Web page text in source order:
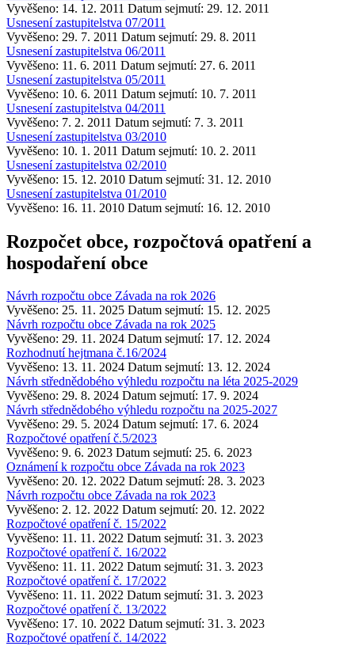
Vyvěšeno: 14. 12. 2011 Datum sejmutí: 29. 12. 2011
Usnesení zastupitelstva 07/2011
Vyvěšeno: 29. 7. 2011 Datum sejmutí: 29. 8. 2011
Usnesení zastupitelstva 06/2011
Vyvěšeno: 11. 6. 2011 Datum sejmutí: 27. 6. 2011
Usnesení zastupitelstva 05/2011
Vyvěšeno: 10. 6. 2011 Datum sejmutí: 10. 7. 2011
Usnesení zastupitelstva 04/2011
Vyvěšeno: 7. 2. 2011 Datum sejmutí: 7. 3. 2011
Usnesení zastupitelstva 03/2010
Vyvěšeno: 10. 1. 2011 Datum sejmutí: 10. 2. 2011
Usnesení zastupitelstva 02/2010
Vyvěšeno: 15. 12. 2010 Datum sejmutí: 31. 12. 2010
Usnesení zastupitelstva 01/2010
Vyvěšeno: 16. 11. 2010 Datum sejmutí: 16. 12. 2010
Rozpočet obce, rozpočtová opatření a
hospodaření obce
Návrh rozpočtu obce Závada na rok 2026
Vyvěšeno: 25. 11. 2025 Datum sejmutí: 15. 12. 2025
Návrh rozpočtu obce Závada na rok 2025
Vyvěšeno: 29. 11. 2024 Datum sejmutí: 17. 12. 2024
Rozhodnutí hejtmana č.16/2024
Vyvěšeno: 13. 11. 2024 Datum sejmutí: 13. 12. 2024
Návrh střednědobého výhledu rozpočtu na léta 2025-2029
Vyvěšeno: 29. 8. 2024 Datum sejmutí: 17. 9. 2024
Návrh střednědobého výhledu rozpočtu na 2025-2027
Vyvěšeno: 29. 5. 2024 Datum sejmutí: 17. 6. 2024
Rozpočtové opatření č.5/2023
Vyvěšeno: 9. 6. 2023 Datum sejmutí: 25. 6. 2023
Oznámení k rozpočtu obce Závada na rok 2023
Vyvěšeno: 20. 12. 2022 Datum sejmutí: 28. 3. 2023
Návrh rozpočtu obce Závada na rok 2023
Vyvěšeno: 2. 12. 2022 Datum sejmutí: 20. 12. 2022
Rozpočtové opatření č. 15/2022
Vyvěšeno: 11. 11. 2022 Datum sejmutí: 31. 3. 2023
Rozpočtové opatření č. 16/2022
Vyvěšeno: 11. 11. 2022 Datum sejmutí: 31. 3. 2023
Rozpočtové opatření č. 17/2022
Vyvěšeno: 11. 11. 2022 Datum sejmutí: 31. 3. 2023
Rozpočtové opatření č. 13/2022
Vyvěšeno: 17. 10. 2022 Datum sejmutí: 31. 3. 2023
Rozpočtové opatření č. 14/2022